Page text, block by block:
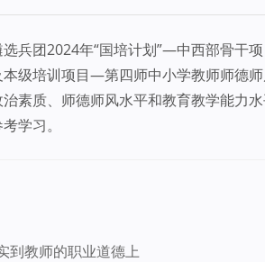
兵团2024年“国培计划”—中西部骨干
级培训项目—第四师中小学教师师德
素质、师德师风水平和教育教学能力
学习。
到教师的职业道德上